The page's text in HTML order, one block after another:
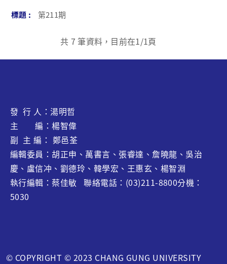
第211期
共 7 筆資料，目前在1/1頁
發 行 人：湯明哲
主 編：楊智偉
副 主 編： 鄭邑荃
編輯委員：胡正申、萬書言、張睿達、詹曉龍 、吳治
慶、盧信冲、劉德玲、韓學宏、王惠玄、 楊智淵
執行編輯：蔡佳敏 聯絡電話：(03)211-8800分機：
5030
© COPYRIGHT © 2023 CHANG GUNG UNIVERSITY